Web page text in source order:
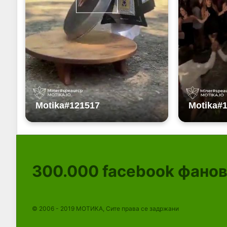
300.000 facebook
© 2006 - 2019 МОТИКА, Сите права се задржани